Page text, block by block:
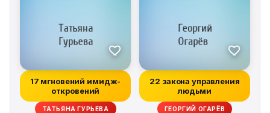
17 мгновений имидж-
откровений
ТАТЬЯНА ГУРЬЕВА
22 закона управления
людьми
ГЕОРГИЙ ОГАРЁВ